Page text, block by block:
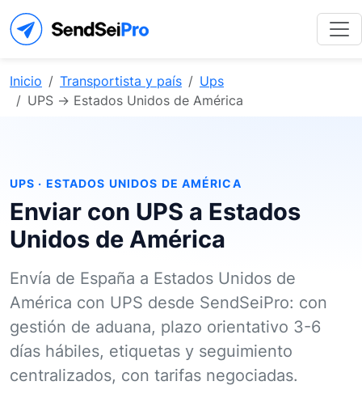
Inicio Transportista y país
Ups
UPS → Estados Unidos de América
UPS · ESTADOS UNIDOS DE AMÉRICA
Enviar con UPS a Estados
Unidos de América
Envía de España a Estados Unidos de
América con UPS desde SendSeiPro: con
gestión de aduana, plazo orientativo 3-6
días hábiles, etiquetas y seguimiento
centralizados, con tarifas negociadas.